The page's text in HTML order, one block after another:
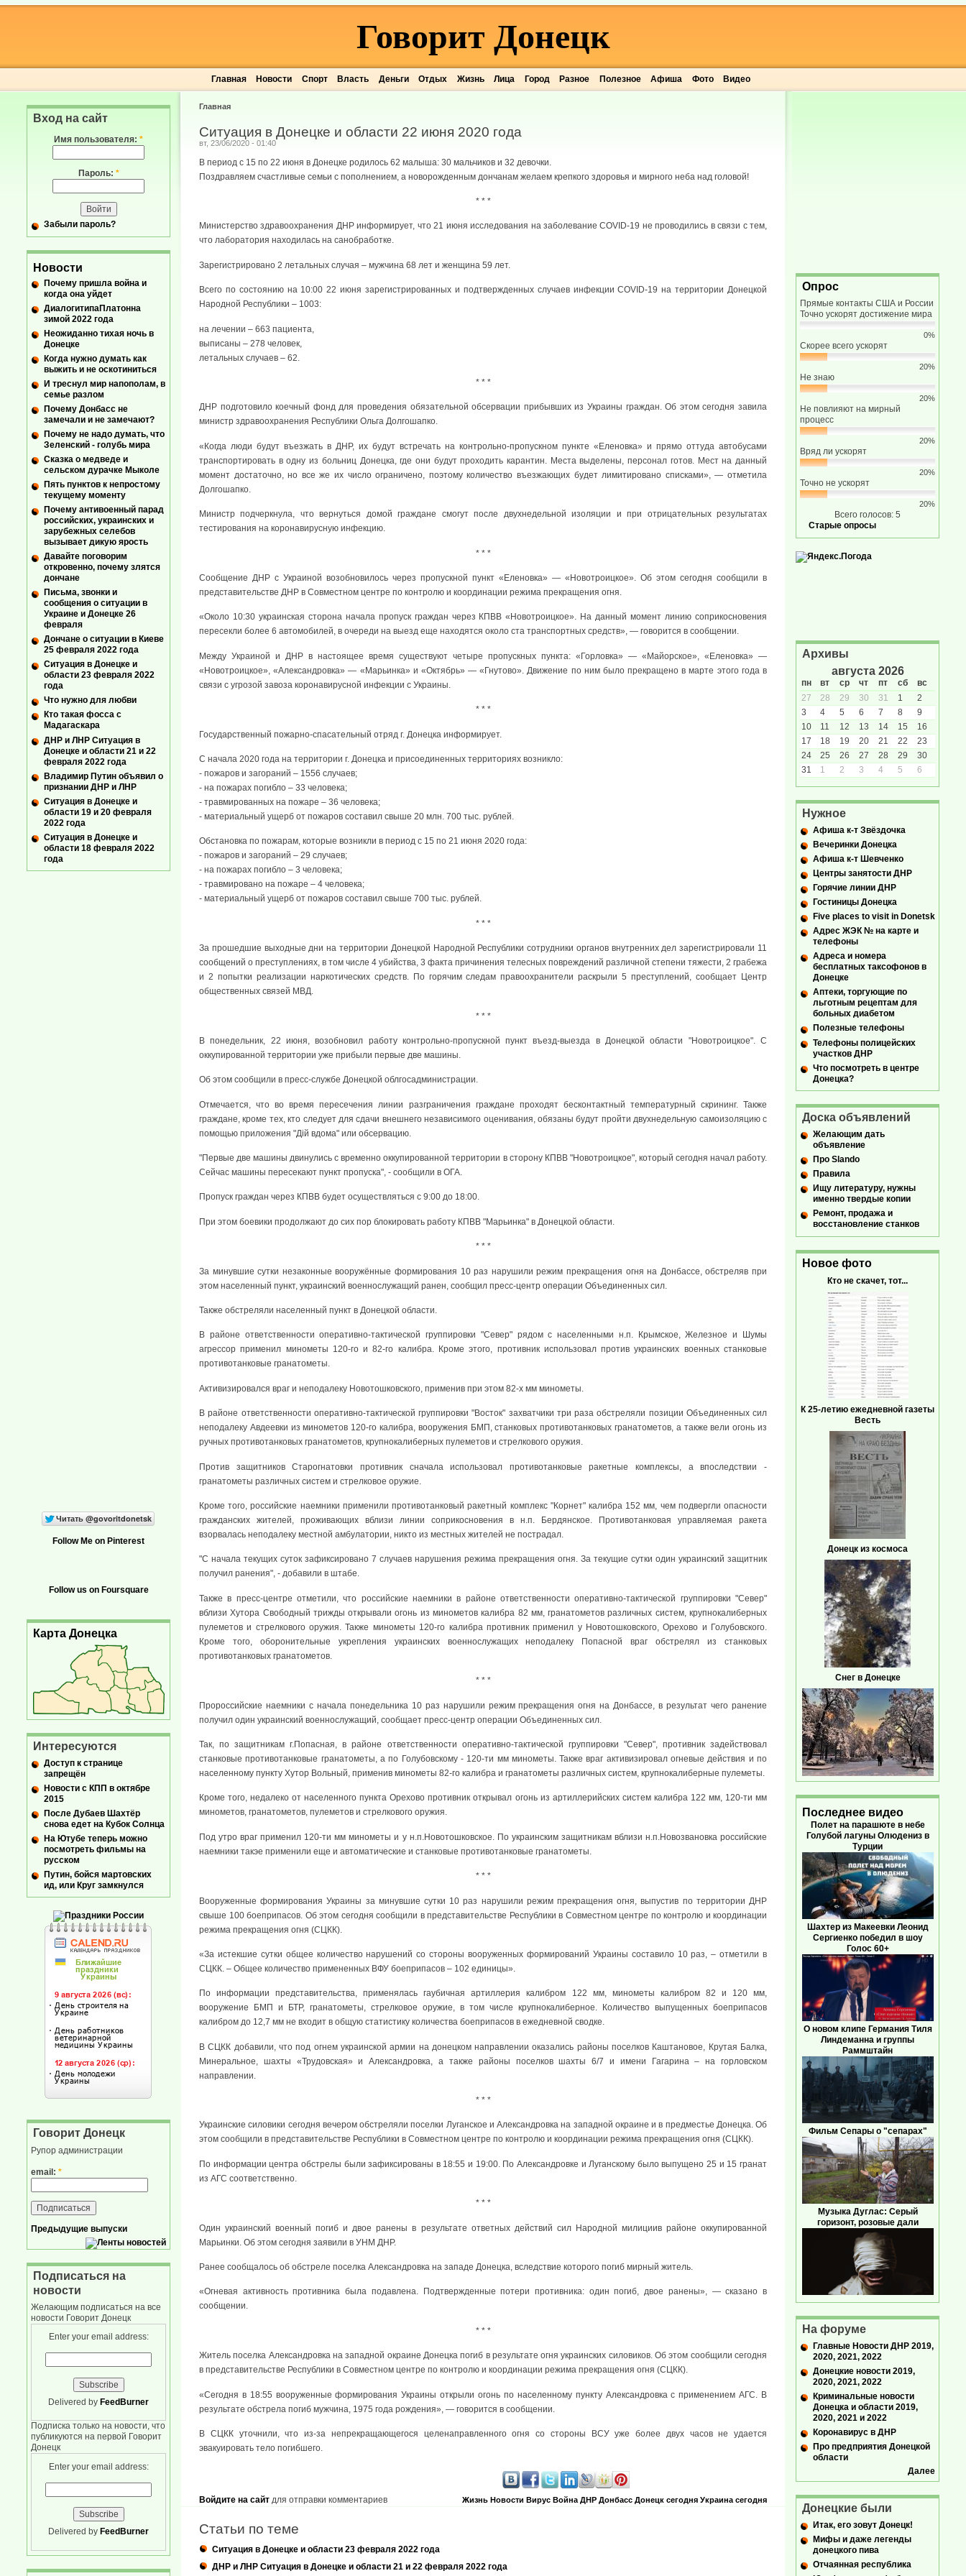
Главная Новости Спорт Власть Деньги Отдых Жизнь Лица Город Разное Полезное Афиша Фото Видео
Говорит Донецк
Главная
Ситуация в Донецке и области 22 июня 2020 года
вт, 23/06/2020 - 01:40
В период с 15 по 22 июня в Донецке родилось 62 малыша: 30 мальчиков и 32 девочки.
Поздравляем счастливые семьи с пополнением, а новорожденным дончанам желаем крепкого здоровья и мирного неба над головой!
* * *
Министерство здравоохранения ДНР информирует, что 21 июня исследования на заболевание COVID-19 не проводились в связи с тем,
что лаборатория находилась на санобработке.
Зарегистрировано 2 летальных случая – мужчина 68 лет и женщина 59 лет.
Всего по состоянию на 10:00 22 июня зарегистрированных и подтвержденных случаев инфекции COVID-19 на территории Донецкой
Народной Республики – 1003:
на лечении – 663 пациента,
выписаны – 278 человек,
летальных случаев – 62.
* * *
ДНР подготовило коечный фонд для проведения обязательной обсервации прибывших из Украины граждан. Об этом сегодня завила
министр здравоохранения Республики Ольга Долгошапко.
«Когда люди будут въезжать в ДНР, их будут встречать на контрольно-пропускном пункте «Еленовка» и прямо оттуда автобусами
транспортировать в одну из больниц Донецка, где они будут проходить карантин. Места выделены, персонал готов. Мест на данный
момент достаточно, но все же их число ограничено, поэтому количество въезжающих будет лимитировано списками», — отметила
Долгошапко.
Министр подчеркнула, что вернуться домой граждане смогут после двухнедельной изоляции и при отрицательных результатах
тестирования на коронавирусную инфекцию.
* * *
Сообщение ДНР с Украиной возобновилось через пропускной пункт «Еленовка» — «Новотроицкое». Об этом сегодня сообщили в
представительстве ДНР в Совместном центре по контролю и координации режима прекращения огня.
«Около 10:30 украинская сторона начала пропуск граждан через КПВВ «Новотроицкое». На данный момент линию соприкосновения
пересекли более 6 автомобилей, в очереди на выезд еще находятся около ста транспортных средств», — говорится в сообщении.
Между Украиной и ДНР в настоящее время существуют четыре пропускных пункта: «Горловка» — «Майорское», «Еленовка» —
«Новотроицкое», «Александровка» — «Марьинка» и «Октябрь» — «Гнутово». Движение по ним было прекращено в марте этого года в
связи с угрозой завоза коронавирусной инфекции с Украины.
* * *
Государственный пожарно-спасательный отряд г. Донецка информирует.
С начала 2020 года на территории г. Донецка и присоединенных территориях возникло:
- пожаров и загораний – 1556 случаев;
- на пожарах погибло – 33 человека;
- травмированных на пожаре – 36 человека;
- материальный ущерб от пожаров составил свыше 20 млн. 700 тыс. рублей.
Обстановка по пожарам, которые возникли в период с 15 по 21 июня 2020 года:
- пожаров и загораний – 29 случаев;
- на пожарах погибло – 3 человека;
- травмировано на пожаре – 4 человека;
- материальный ущерб от пожаров составил свыше 700 тыс. рублей.
* * *
За прошедшие выходные дни на территории Донецкой Народной Республики сотрудники органов внутренних дел зарегистрировали 11
сообщений о преступлениях, в том числе 4 убийства, 3 факта причинения телесных повреждений различной степени тяжести, 2 грабежа
и 2 попытки реализации наркотических средств. По горячим следам правоохранители раскрыли 5 преступлений, сообщает Центр
общественных связей МВД.
* * *
В понедельник, 22 июня, возобновил работу контрольно-пропускной пункт въезд-выезда в Донецкой области "Новотроицкое". С
оккупированной территории уже прибыли первые две машины.
Об этом сообщили в пресс-службе Донецкой облгосадминистрации.
Отмечается, что во время пересечения линии разграничения граждане проходят бесконтактный температурный скрининг. Также
граждане, кроме тех, кто следует для сдачи внешнего независимого оценивания, обязаны будут пройти двухнедельную самоизоляцию с
помощью приложения "Дій вдома" или обсервацию.
"Первые две машины двинулись с временно оккупированной территории в сторону КПВВ "Новотроицкое", который сегодня начал работу.
Сейчас машины пересекают пункт пропуска", - сообщили в ОГА.
Пропуск граждан через КПВВ будет осуществляться с 9:00 до 18:00.
При этом боевики продолжают до сих пор блокировать работу КПВВ "Марьинка" в Донецкой области.
* * *
За минувшие сутки незаконные вооружённые формирования 10 раз нарушили режим прекращения огня на Донбассе, обстреляв при
этом населенный пункт, украинский военнослужащий ранен, сообщил пресс-центр операции Объединенных сил.
Также обстреляли населенный пункт в Донецкой области.
В районе ответственности оперативно-тактической группировки "Север" рядом с населенными н.п. Крымское, Железное и Шумы
агрессор применил минометы 120-го и 82-го калибра. Кроме этого, противник использовал против украинских военных станковые
противотанковые гранатометы.
Активизировался враг и неподалеку Новотошковского, применив при этом 82-х мм минометы.
В районе ответственности оперативно-тактической группировки "Восток" захватчики три раза обстреляли позиции Объединенных сил
неподалеку Авдеевки из минометов 120-го калибра, вооружения БМП, станковых противотанковых гранатометов, а также вели огонь из
ручных противотанковых гранатометов, крупнокалиберных пулеметов и стрелкового оружия.
Против защитников Старогнатовки противник сначала использовал противотанковые ракетные комплексы, а впоследствии -
гранатометы различных систем и стрелковое оружие.
Кроме того, российские наемники применили противотанковый ракетный комплекс "Корнет" калибра 152 мм, чем подвергли опасности
гражданских жителей, проживающих вблизи линии соприкосновения в н.п. Бердянское. Противотанковая управляемая ракета
взорвалась неподалеку местной амбулатории, никто из местных жителей не пострадал.
"С начала текущих суток зафиксировано 7 случаев нарушения режима прекращения огня. За текущие сутки один украинский защитник
получил ранения", - добавили в штабе.
Также в пресс-центре отметили, что российские наемники в районе ответственности оперативно-тактической группировки "Север"
вблизи Хутора Свободный трижды открывали огонь из минометов калибра 82 мм, гранатометов различных систем, крупнокалиберных
пулеметов и стрелкового оружия. Также минометы 120-го калибра противник применил у Новотошковского, Орехово и Голубовского.
Кроме того, оборонительные укрепления украинских военнослужащих неподалеку Попасной враг обстрелял из станковых
противотанковых гранатометов.
* * *
Пророссийские наемники с начала понедельника 10 раз нарушили режим прекращения огня на Донбассе, в результат чего ранение
получил один украинский военнослужащий, сообщает пресс-центр операции Объединенных сил.
Так, по защитникам г.Попасная, в районе ответственности оперативно-тактической группировки "Север", противник задействовал
станковые противотанковые гранатометы, а по Голубовскому - 120-ти мм минометы. Также враг активизировал огневые действия и по
населенному пункту Хутор Вольный, применив минометы 82-го калибра и гранатометы различных систем, крупнокалиберные пулеметы.
Кроме того, недалеко от населенного пункта Орехово противник открывал огонь из артиллерийских систем калибра 122 мм, 120-ти мм
минометов, гранатометов, пулеметов и стрелкового оружия.
Под утро враг применил 120-ти мм минометы и у н.п.Новотошковское. По украинским защитникам вблизи н.п.Новозвановка российские
наемники такэе применили еще и автоматические и станковые противотанковые гранатометы.
* * *
Вооруженные формирования Украины за минувшие сутки 10 раз нарушили режим прекращения огня, выпустив по территории ДНР
свыше 100 боеприпасов. Об этом сегодня сообщили в представительстве Республики в Совместном центре по контролю и координации
режима прекращения огня (СЦКК).
«За истекшие сутки общее количество нарушений со стороны вооруженных формирований Украины составило 10 раз, – отметили в
СЦКК. – Общее количество примененных ВФУ боеприпасов – 102 единицы».
По информации представительства, применялась гаубичная артиллерия калибром 122 мм, минометы калибром 82 и 120 мм,
вооружение БМП и БТР, гранатометы, стрелковое оружие, в том числе крупнокалиберное. Количество выпущенных боеприпасов
калибром до 12,7 мм не входит в общую статистику количества боеприпасов в ежедневной сводке.
В СЦКК добавили, что под огнем украинской армии на донецком направлении оказались районы поселков Каштановое, Крутая Балка,
Минеральное, шахты «Трудовская» и Александровка, а также районы поселков шахты 6/7 и имени Гагарина – на горловском
направлении.
* * *
Украинские силовики сегодня вечером обстреляли поселки Луганское и Александровка на западной окраине и в предместье Донецка. Об
этом сообщили в представительстве Республики в Совместном центре по контролю и координации режима прекращения огня (СЦКК).
По информации центра обстрелы были зафиксированы в 18:55 и 19:00. По Александровке и Луганскому было выпущено 25 и 15 гранат
из АГС соответственно.
* * *
Один украинский военный погиб и двое ранены в результате ответных действий сил Народной милициив районе оккупированной
Марьинки. Об этом сегодня заявили в УНМ ДНР.
Ранее сообщалось об обстреле поселка Александровка на западе Донецка, вследствие которого погиб мирный житель.
«Огневая активность противника была подавлена. Подтвержденные потери противника: один погиб, двое ранены», — сказано в
сообщении.
* * *
Житель поселка Александровка на западной окраине Донецка погиб в результате огня украинских силовиков. Об этом сообщили сегодня
в представительстве Республики в Совместном центре по контролю и координации режима прекращения огня (СЦКК).
«Сегодня в 18:55 вооруженные формирования Украины открыли огонь по населенному пункту Александровка с применением АГС. В
результате обстрела погиб мужчина, 1975 года рождения», — говорится в сообщении.
В СЦКК уточнили, что из-за непрекращающегося целенаправленного огня со стороны ВСУ уже более двух часов не удается
эвакуировать тело погибшего.
Жизнь Новости Вирус Война ДНР Донбасс Донецк сегодня Украина сегодня
Войдите на сайт для отправки комментариев
Статьи по теме
Ситуация в Донецке и области 23 февраля 2022 года
ДНР и ЛНР Ситуация в Донецке и области 21 и 22 февраля 2022 года
Вход на сайт
Имя пользователя: *
Пароль: *
Забыли пароль?
Новости
Почему пришла война и
когда она уйдет
ДиалогитипаПлатонна
зимой 2022 года
Неожиданно тихая ночь в
Донецке
Когда нужно думать как
выжить и не оскотиниться
И треснул мир напополам, в
семье разлом
Почему Донбасс не
замечали и не замечают?
Почему не надо думать, что
Зеленский - голубь мира
Сказка о медведе и
сельском дурачке Мыколе
Пять пунктов к непростому
текущему моменту
Почему антивоенный парад
российских, украинских и
зарубежных селебов
вызывает дикую ярость
Давайте поговорим
откровенно, почему злятся
дончане
Письма, звонки и
сообщения о ситуации в
Украине и Донецке 26
февраля
Дончане о ситуации в Киеве
25 февраля 2022 года
Ситуация в Донецке и
области 23 февраля 2022
года
Что нужно для любви
Кто такая фосса с
Мадагаскара
ДНР и ЛНР Ситуация в
Донецке и области 21 и 22
февраля 2022 года
Владимир Путин объявил о
признании ДНР и ЛНР
Ситуация в Донецке и
области 19 и 20 февраля
2022 года
Ситуация в Донецке и
области 18 февраля 2022
года
Follow Me on Pinterest
Follow us on Foursquare
Карта Донецка
Интересуются
Доступ к странице
запрещён
Новости с КПП в октябре
2015
После Дубаев Шахтёр
снова едет на Кубок Солнца
На Ютубе теперь можно
посмотреть фильмы на
русском
Путин, бойся мартовских
ид, или Круг замкнулся
Говорит Донецк
Рупор администрации
email: *
Предыдущие выпуски
Подписаться на
новости
Желающим подписаться на все
новости Говорит Донецк
Enter your email address:
Delivered by FeedBurner
Подписка только на новости, что
публикуются на первой Говорит
Донецк
Enter your email address:
Delivered by FeedBurner
Опрос
Прямые контакты США и России
Точно ускорят достижение мира
0%
Скорее всего ускорят
20%
Не знаю
20%
Не повлияют на мирный
процесс
20%
Вряд ли ускорят
20%
Точно не ускорят
20%
Всего голосов: 5
Старые опросы
Архивы
августа 2026
пн вт ср чт пт сб
вс
27
28 29 30 31 1
2
3
4 5 6 7 8
9
10
11 12 13 14 15
16
17
18 19 20 21 22
23
24
25 26 27 28 29
30
31
1 2 3 4 5 6
Нужное
Афиша к-т Звёздочка
Вечеринки Донецка
Афиша к-т Шевченко
Центры занятости ДНР
Горячие линии ДНР
Гостиницы Донецка
Five places to visit in Donetsk
Адрес ЖЭК № на карте и
телефоны
Адреса и номера
бесплатных таксофонов в
Донецке
Аптеки, торгующие по
льготным рецептам для
больных диабетом
Полезные телефоны
Телефоны полицейских
участков ДНР
Что посмотреть в центре
Донецка?
Доска объявлений
Желающим дать
объявление
Про Slando
Правила
Ищу литературу, нужны
именно твердые копии
Ремонт, продажа и
восстановление станков
Новое фото
Кто не скачет, тот...
К 25-летию ежедневной газеты
Весть
Донецк из космоса
Снег в Донецке
Последнее видео
Полет на парашюте в небе
Голубой лагуны Олюдениз в
Турции
Шахтер из Макеевки Леонид
Сергиенко победил в шоу
Голос 60+
О новом клипе Германия Тиля
Линдеманна и группы
Раммштайн
Фильм Сепары о "сепарах"
Музыка Дуглас: Серый
горизонт, розовые дали
На форуме
Главные Новости ДНР 2019,
2020, 2021, 2022
Донецкие новости 2019,
2020, 2021, 2022
Криминальные новости
Донецка и области 2019,
2020, 2021 и 2022
Коронавирус в ДНР
Про предприятия Донецкой
области
Далее
Донецкие были
Итак, его зовут Донецк!
Мифы и даже легенды
донецкого пива
Отчаянная республика